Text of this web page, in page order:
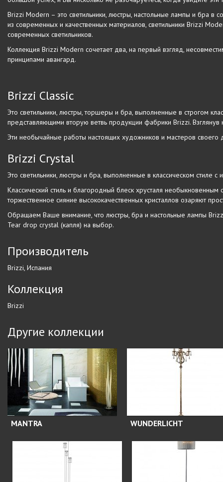
Brizzi Modern – это светильники, люстры, настольные лампы и бра в
из современных и качественных материалов, светильники Brizzi
современных светильников.
Коллекция Brizzi Modern сочетает два, на первый взгляд,
принципами авангард.
Brizzi Classic
Это светильники, люстры, торшеры и бра, выполненные в строгом
представляющими вторую ветвь продукции фабрики Brizzi.
Эти необычайные работы настоящих художников и мастеров
Brizzi Crystal
Это светильники, люстры и бра, выполненные в классическом стиле с
Классический стиль и благородный блеск хрусталя
торжественное сияние высококачественных кристаллов озаряют
Обращаем Ваше внимание, что люстры, бра и настольные лампы
Tear drop crystal (капля) на выбор.
Производитель
Brizzi, Испания
Коллекция
Brizzi
Другие коллекции
MANTRA WUNDERLICHT